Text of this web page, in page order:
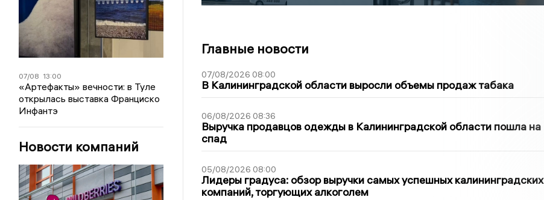
07/08 13:00
«Артефакты» вечности: в Туле
открылась выставка Франциско
Инфантэ
Новости компаний
Главные новости
07/08/2026 08:00
В Калининградской области выросли объемы продаж табака
06/08/2026 08:36
Выручка продавцов одежды в Калининградской области пошла на
спад
05/08/2026 08:00
Лидеры градуса: обзор выручки самых успешных калининградских
компаний, торгующих алкоголем